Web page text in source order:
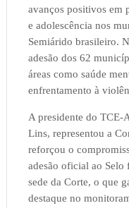
avanços positivos em
e adolescência nos
Semiárido brasileiro.
adesão dos 62
áreas como saúde
enfrentamento à
A presidente do TCE-
Lins, representou a
reforçou o
adesão oficial ao
sede da Corte, o que
destaque no